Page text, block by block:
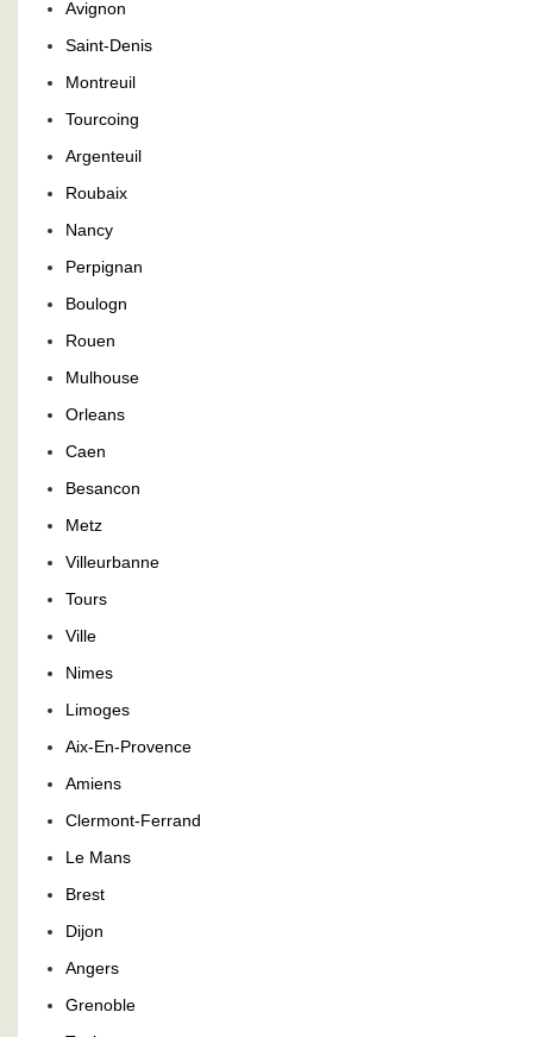
Avignon
Saint-Denis
Montreuil
Tourcoing
Argenteuil
Roubaix
Nancy
Perpignan
Boulogn
Rouen
Mulhouse
Orleans
Caen
Besancon
Metz
Villeurbanne
Tours
Ville
Nimes
Limoges
Aix-En-Provence
Amiens
Clermont-Ferrand
Le Mans
Brest
Dijon
Angers
Grenoble